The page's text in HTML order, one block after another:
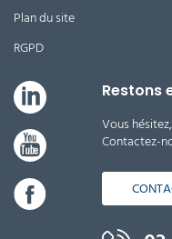
Plan du site
RGPD
Restons
Vous
Contactez-